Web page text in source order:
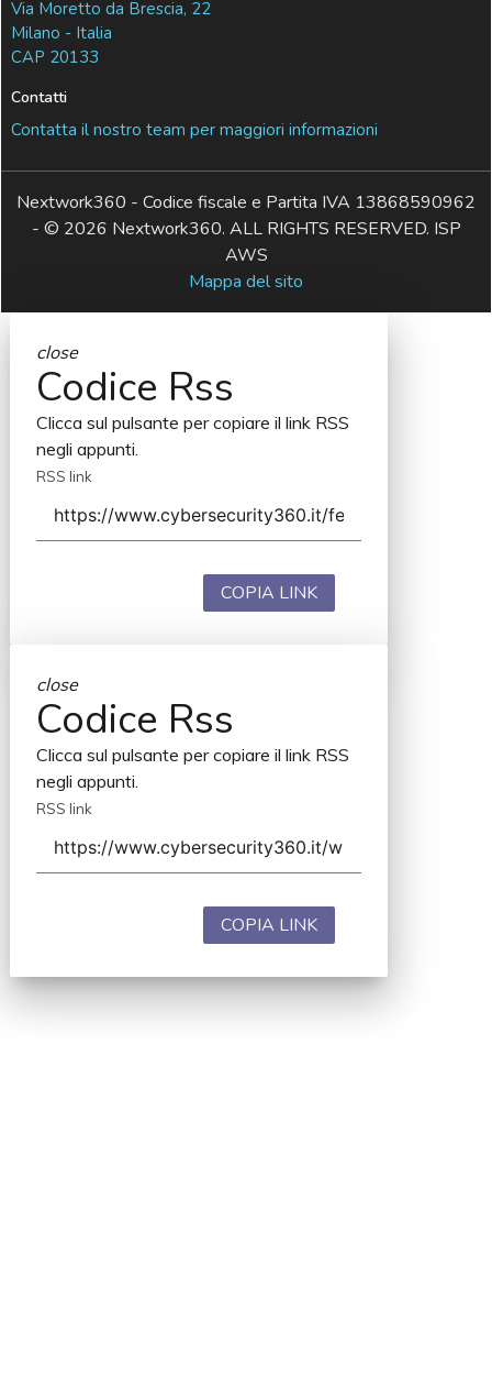
Via Moretto da Brescia, 22
Milano - Italia
CAP 20133
Contatti
Contatta il nostro team per maggiori informazioni
Nextwork360 - Codice fiscale e Partita IVA 13868590962
- © 2026 Nextwork360. ALL RIGHTS RESERVED. ISP
AWS
Mappa del sito
close
Codice Rss
Clicca sul pulsante per copiare il link RSS
negli appunti.
RSS link
COPIA LINK
close
Codice Rss
Clicca sul pulsante per copiare il link RSS
negli appunti.
RSS link
COPIA LINK